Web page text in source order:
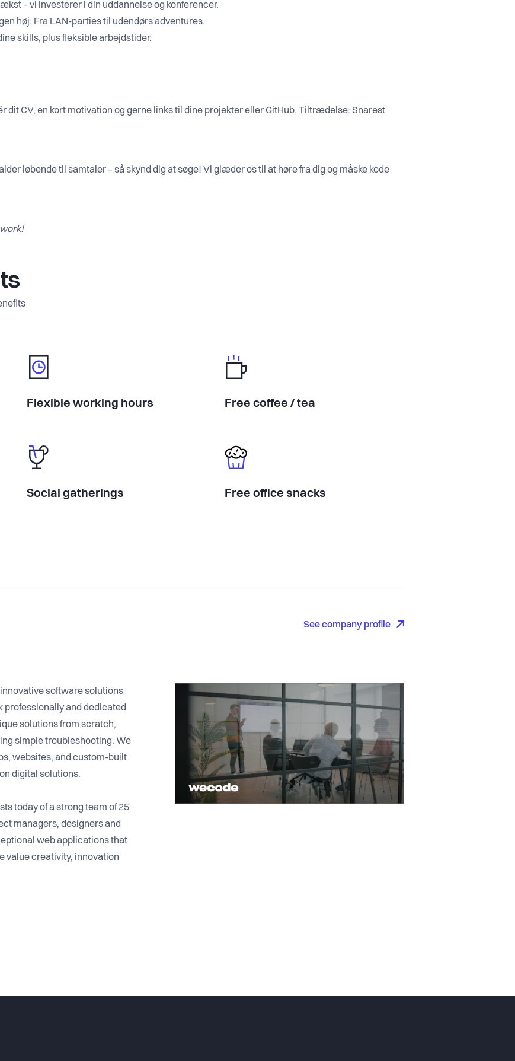
– vi investerer i din uddannelse og konferencer.
høj: Fra LAN-parties til udendørs adventures.
skills, plus fleksible arbejdstider.
dit CV, en kort motivation og gerne links til dine projekter eller GitHub. Tiltrædelse: Snarest
løbende til samtaler – så skynd dig at søge! Vi glæder os til at høre fra dig og måske kode
Flexible working hours Free coffee / tea
Social gatherings Free office snacks
See company profile
software solutions
professionally and dedicated
solutions from scratch,
simple troubleshooting. We
websites, and custom-built
digital solutions.
today of a strong team of 25
managers, designers and
web applications that
value creativity, innovation